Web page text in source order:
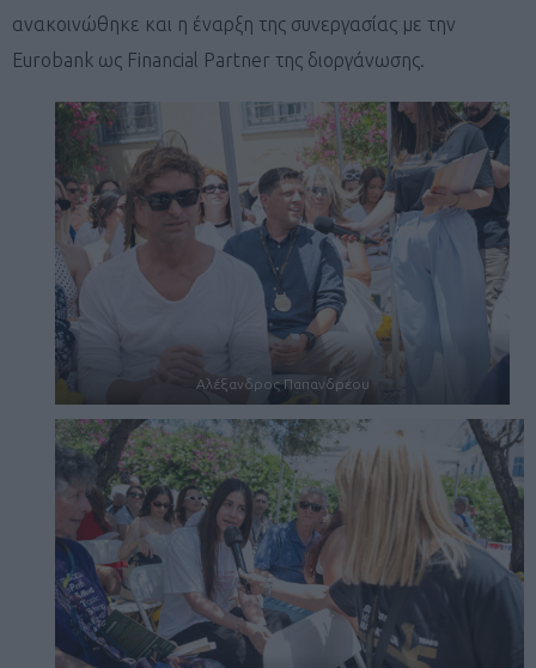
ανακοινώθηκε και η έναρξη της συνεργασίας με την
Eurobank ως Financial Partner της διοργάνωσης.
Αλέξανδρος Παπανδρέου